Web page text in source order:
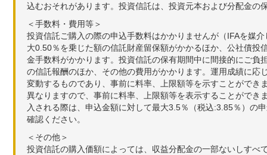
込むおそれがあります。投資信託は、投資元本および分配金の
＜手数料・費用等＞
投資信託ご購入の際の申込手数料はかかりませんが（IFAを媒
大0.50％を乗じた額の信託財産留保額がかかるほか、公社債
金手数料がかかります。投資信託の保有期間中に間接的にご
の信託報酬のほか、その他の費用がかかります。運用成績に
変動するものであり、事前に料率、上限額等を示すことがで
異なりますので、事前に料率、上限額等を表示することがで
入される際は、申込金額に対して最大3.5％（税込:3.85％）の
確認ください。
＜その他＞
投資信託の購入価額によっては、収益分配金の一部ないしす